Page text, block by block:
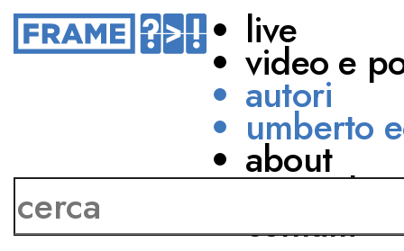
live
video e
autori
umberto
about
network
contatti
Franco Arminio